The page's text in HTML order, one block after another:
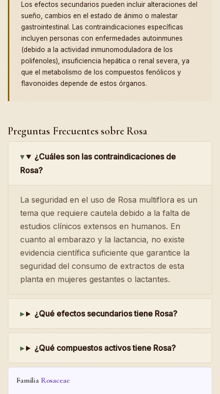
Los efectos secundarios pueden incluir alteraciones del
sueño, cambios en el estado de ánimo o malestar
gastrointestinal. Las contraindicaciones específicas
incluyen personas con enfermedades autoinmunes
(debido a la actividad inmunomoduladora de los
polifenoles), insuficiencia hepática o renal severa, ya
que el metabolismo de los compuestos fenólicos y
flavonoides depende de estos órganos.
Preguntas Frecuentes sobre Rosa
¿Cuáles son las contraindicaciones de
Rosa?
La seguridad en el uso de Rosa multiflora es un
tema que requiere cautela debido a la falta de
estudios clínicos extensos en humanos. En
cuanto al embarazo y la lactancia, no existe
evidencia científica suficiente que garantice la
seguridad del consumo de extractos de esta
planta en mujeres gestantes o lactantes.
¿Qué efectos secundarios tiene Rosa?
¿Qué compuestos activos tiene Rosa?
Familia Rosaceae